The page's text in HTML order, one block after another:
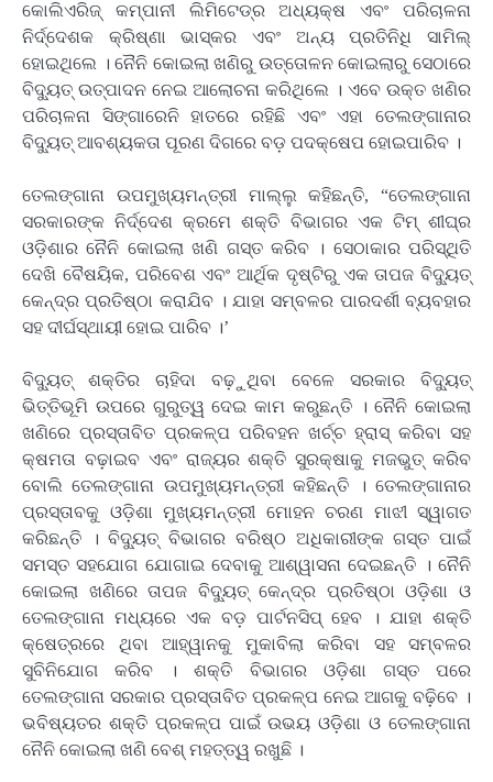
କୋଲିଏରିଜ୍ କମ୍ପାନୀ ଲିମିଟେଡ୍‌ର ଅଧ୍ୟକ୍ଷ ଏବଂ ପରିଚାଳନା
ନିର୍ଦ୍ଦେଶକ କ୍ରିଷ୍ଣା ଭାସ୍କର ଏବଂ ଅନ୍ୟ ପ୍ରତିନିଧି ସାମିଲ୍
ହୋଇଥିଲେ । ନୈନି କୋଇଲା ଖଣିରୁ ଉତ୍ତୋଳନ କୋଇଲାରୁ ସେଠାରେ
ବିଦ୍ୟୁତ୍ ଉତ୍ପାଦନ ନେଇ ଆଲୋଚନା କରିଥିଲେ । ଏବେ ଉକ୍ତ ଖଣିର
ପରିଚାଳନା ସିଙ୍ଗାରେନି ହାତରେ ରହିଛି ଏବଂ ଏହା ତେଲଙ୍ଗାନାର
ବିଦ୍ୟୁତ୍ ଆବଶ୍ୟକତା ପୂରଣ ଦିଗରେ ବଡ଼ ପଦକ୍ଷେପ ହୋଇପାରିବ ।
ତେଲଙ୍ଗାନା ଉପମୁଖ୍ୟମନ୍ତ୍ରୀ ମାଲ୍ଲୁ କହିଛନ୍ତି, “ତେଲଙ୍ଗାନା
ସରକାରଙ୍କ ନିର୍ଦ୍ଦେଶ କ୍ରମେ ଶକ୍ତି ବିଭାଗର ଏକ ଟିମ୍ ଶୀଘ୍ର
ଓଡ଼ିଶାର ନୈନି କୋଇଲା ଖଣି ଗସ୍ତ କରିବ । ସେଠାକାର ପରିସ୍ଥିତି
ଦେଖି ବୈଷୟିକ, ପରିବେଶ ଏବଂ ଆର୍ଥିକ ଦୃଷ୍ଟିରୁ ଏକ ତାପଜ ବିଦ୍ୟୁତ୍
କେନ୍ଦ୍ର ପ୍ରତିଷ୍ଠା କରାଯିବ । ଯାହା ସମ୍ବଳର ପାରଦର୍ଶୀ ବ୍ୟବହାର
ସହ ଦୀର୍ଘସ୍ଥାୟୀ ହୋଇ ପାରିବ ।’
ବିଦ୍ୟୁତ୍ ଶକ୍ତିର ଚାହିଦା ବଢ଼ୁଥିବା ବେଳେ ସରକାର ବିଦ୍ୟୁତ୍
ଭିତ୍ତିଭୂମି ଉପରେ ଗୁରୁତ୍ୱ ଦେଇ କାମ କରୁଛନ୍ତି । ନୈନି କୋଇଲା
ଖଣିରେ ପ୍ରସ୍ତାବିତ ପ୍ରକଳ୍ପ ପରିବହନ ଖର୍ଚ୍ଚ ହ୍ରାସ୍ କରିବା ସହ
କ୍ଷମତା ବଢ଼ାଇବ ଏବଂ ରାଜ୍ୟର ଶକ୍ତି ସୁରକ୍ଷାକୁ ମଜଭୁତ୍ କରିବ
ବୋଲି ତେଲଙ୍ଗାନା ଉପମୁଖ୍ୟମନ୍ତ୍ରୀ କହିଛନ୍ତି । ତେଲଙ୍ଗାନାର
ପ୍ରସ୍ତାବକୁ ଓଡ଼ିଶା ମୁଖ୍ୟମନ୍ତ୍ରୀ ମୋହନ ଚରଣ ମାଝୀ ସ୍ୱାଗତ
କରିଛନ୍ତି । ବିଦ୍ୟୁତ୍ ବିଭାଗର ବରିଷ୍ଠ ଅଧିକାରୀଙ୍କ ଗସ୍ତ ପାଇଁ
ସମସ୍ତ ସହଯୋଗ ଯୋଗାଇ ଦେବାକୁ ଆଶ୍ୱାସନା ଦେଇଛନ୍ତି । ନୈନି
କୋଇଲା ଖଣିରେ ତାପଜ ବିଦ୍ୟୁତ୍ କେନ୍ଦ୍ର ପ୍ରତିଷ୍ଠା ଓଡ଼ିଶା ଓ
ତେଲଙ୍ଗାନା ମଧ୍ୟରେ ଏକ ବଡ଼ ପାର୍ଟନସିପ୍ ହେବ । ଯାହା ଶକ୍ତି
କ୍ଷେତ୍ରରେ ଥିବା ଆହ୍ୱାନକୁ ମୁକାବିଲା କରିବା ସହ ସମ୍ବଳର
ସୁବିନିଯୋଗ କରିବ । ଶକ୍ତି ବିଭାଗର ଓଡ଼ିଶା ଗସ୍ତ ପରେ
ତେଲଙ୍ଗାନା ସରକାର ପ୍ରସ୍ତାବିତ ପ୍ରକଳ୍ପ ନେଇ ଆଗକୁ ବଢ଼ିବେ ।
ଭବିଷ୍ୟତର ଶକ୍ତି ପ୍ରକଳ୍ପ ପାଇଁ ଉଭୟ ଓଡ଼ିଶା ଓ ତେଲଙ୍ଗାନା
ନୈନି କୋଇଲା ଖଣି ବେଶ୍ ମହତ୍ତ୍ୱ ରଖୁଛି ।